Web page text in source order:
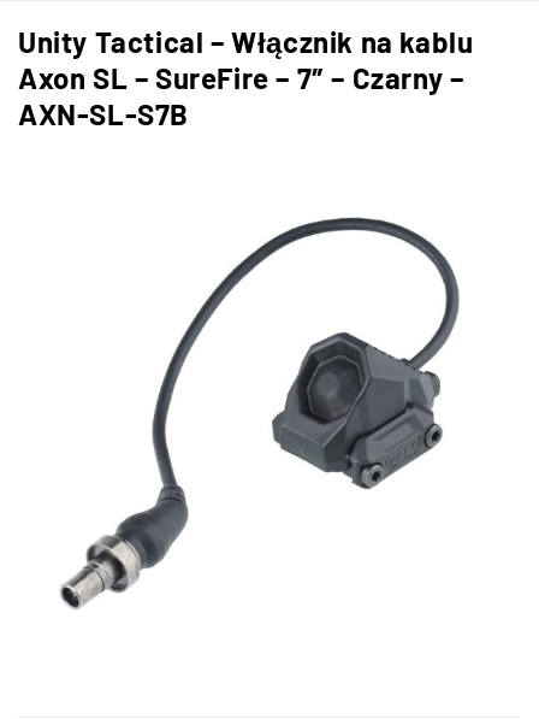
Unity Tactical – Włącznik na kablu
Axon SL – SureFire – 7″ – Czarny –
AXN-SL-S7B